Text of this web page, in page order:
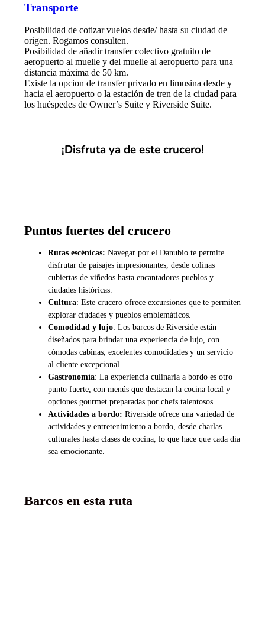
Transporte
Posibilidad de cotizar vuelos desde/ hasta su ciudad de
origen. Rogamos consulten.
Posibilidad de añadir transfer colectivo gratuito de
aeropuerto al muelle y del muelle al aeropuerto para una
distancia máxima de 50 km.
Existe la opcion de transfer privado en limusina desde y
hacia el aeropuerto o la estación de tren de la ciudad para
los huéspedes de Owner’s Suite y Riverside Suite.
¡Disfruta ya de este crucero!
Puntos fuertes del crucero
Rutas escénicas: Navegar por el Danubio te permite
disfrutar de paisajes impresionantes, desde colinas
cubiertas de viñedos hasta encantadores pueblos y
ciudades históricas.
Cultura: Este crucero ofrece excursiones que te permiten
explorar ciudades y pueblos emblemáticos.
Comodidad y lujo: Los barcos de Riverside están
diseñados para brindar una experiencia de lujo, con
cómodas cabinas, excelentes comodidades y un servicio
al cliente excepcional.
Gastronomía: La experiencia culinaria a bordo es otro
punto fuerte, con menús que destacan la cocina local y
opciones gourmet preparadas por chefs talentosos.
Actividades a bordo: Riverside ofrece una variedad de
actividades y entretenimiento a bordo, desde charlas
culturales hasta clases de cocina, lo que hace que cada día
sea emocionante.
Barcos en esta ruta